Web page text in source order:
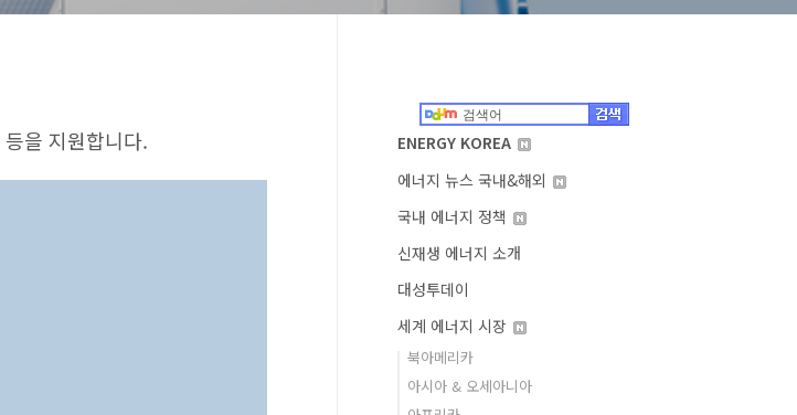
을 지원합니다.
ENERGY KOREA
에너지 뉴스 국내&해외
국내 에너지 정책
신재생 에너지 소개
대성투데이
세계 에너지 시장
북아메리카
아시아 & 오세아니아